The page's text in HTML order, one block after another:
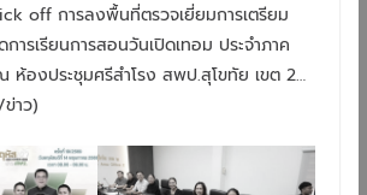
off การลงพื้นที่ตรวจเยี่ยมการเตรียม
ารเรียนการสอนวันเปิดเทอม ประจำภาค
ห้องประชุมศรีสำโรง สพป.สุโขทัย เขต 2…
าว)